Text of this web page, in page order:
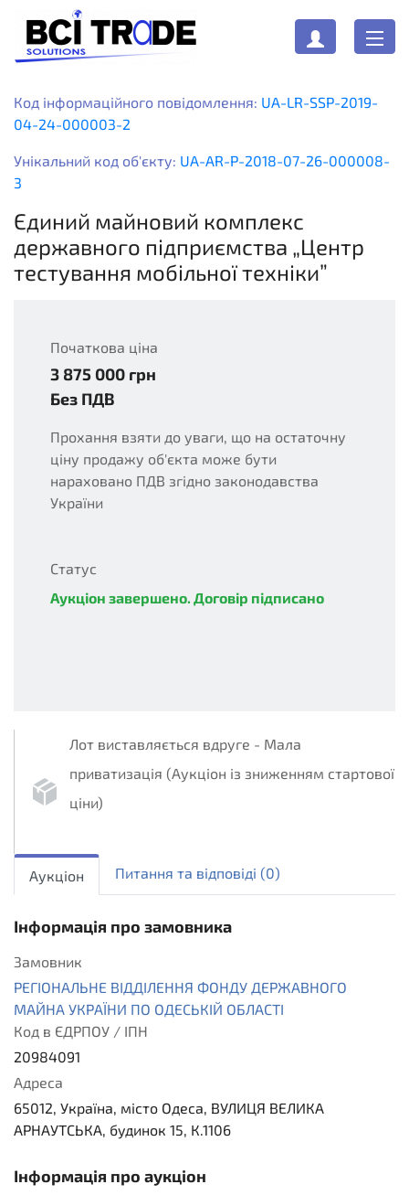
Код інформаційного повідомлення: UA-LR-SSP-2019-
04-24-000003-2
Унікальний код об'єкту: UA-AR-P-2018-07-26-000008-
3
Єдиний майновий комплекс
державного підприємства „Центр
тестування мобільної техніки”
Лот виставляється вдруге - Мала
приватизація (Аукціон із зниженням стартової
ціни)
Аукціон
Питання та вiдповiдi (0)
Інформація про замовника
Замовник
РЕГІОНАЛЬНЕ ВІДДІЛЕННЯ ФОНДУ ДЕРЖАВНОГО
МАЙНА УКРАЇНИ ПО ОДЕСЬКІЙ ОБЛАСТІ
Код в ЄДРПОУ / ІПН
20984091
Адреса
65012, Україна, місто Одеса, ВУЛИЦЯ ВЕЛИКА
АРНАУТСЬКА, будинок 15, К.1106
Інформація про аукціон
Початкова ціна
3 875 000 грн
Без ПДВ
Прохання взяти до уваги, що на остаточну
ціну продажу об'єкта може бути
нараховано ПДВ згідно законодавства
України
Статус
Аукціон завершено. Договір підписано